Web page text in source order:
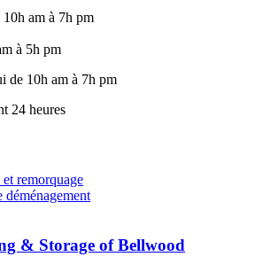
am à 7h pm
à 5h pm
de 10h am à 7h pm
24 heures
remorquage
déménagement
& Storage of Bellwood